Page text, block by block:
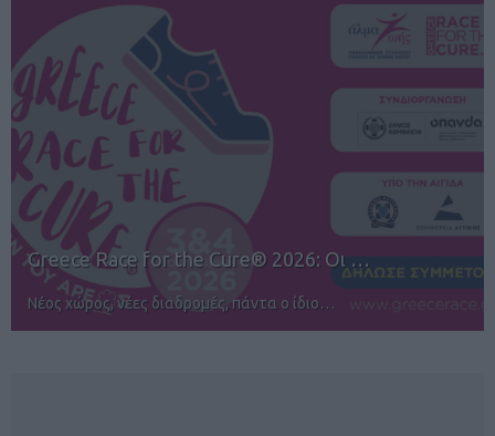
Greece Race for the Cure® 2026: Οι …
Νέος χώρος, νέες διαδρομές, πάντα ο ίδιο…